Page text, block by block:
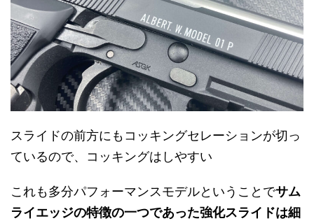
スライドの前方にもコッキングセレーションが切っ
ているので、コッキングはしやすい
これも多分パフォーマンスモデルということでサム
ライエッジの特徴の一つであった強化スライドは細